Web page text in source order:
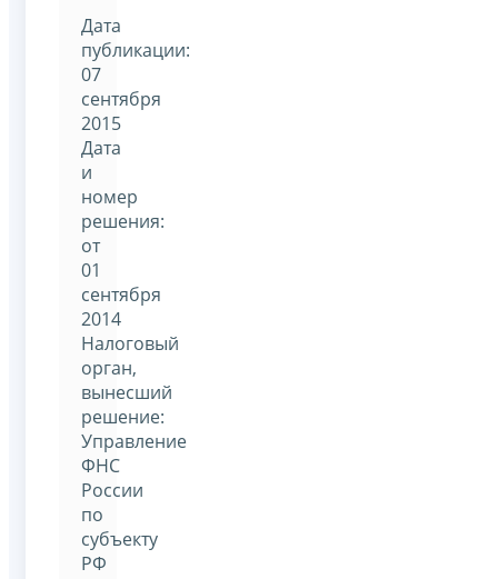
Дата
публикации:
07
сентября
2015
Дата
и
номер
решения:
от
01
сентября
2014
Налоговый
орган,
вынесший
решение:
Управление
ФНС
России
по
субъекту
РФ